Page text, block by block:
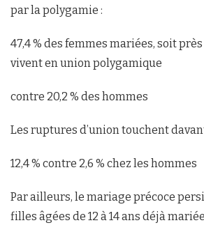
par la polygamie :
47,4 % des femmes mariées, soit près
vivent en union polygamique
contre 20,2 % des hommes
Les ruptures d’union touchent
12,4 % contre 2,6 % chez les hommes
Par ailleurs, le mariage précoce
filles âgées de 12 à 14 ans déjà